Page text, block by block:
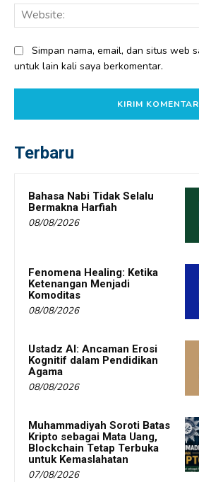
Simpan nama, email, dan situs web
untuk lain kali saya berkomentar.
Terbaru
Bahasa Nabi Tidak Selalu
Bermakna Harfiah
08/08/2026
Fenomena Healing: Ketika
Ketenangan Menjadi
Komoditas
08/08/2026
Ustadz AI: Ancaman Erosi
Kognitif dalam Pendidikan
Agama
08/08/2026
Muhammadiyah Soroti Batas
Kripto sebagai Mata Uang,
Blockchain Tetap Terbuka
untuk Kemaslahatan
07/08/2026